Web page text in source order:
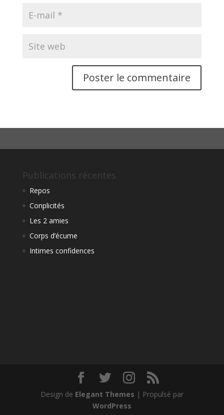
Publications récentes
Repos
Conplicités
Les 2 amies
Corps d’écume
Intimes confidences
Design de Elegant Themes | Propulsé par
WordPress